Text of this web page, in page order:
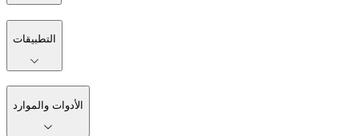
التطبيقات
الأدوات والموارد